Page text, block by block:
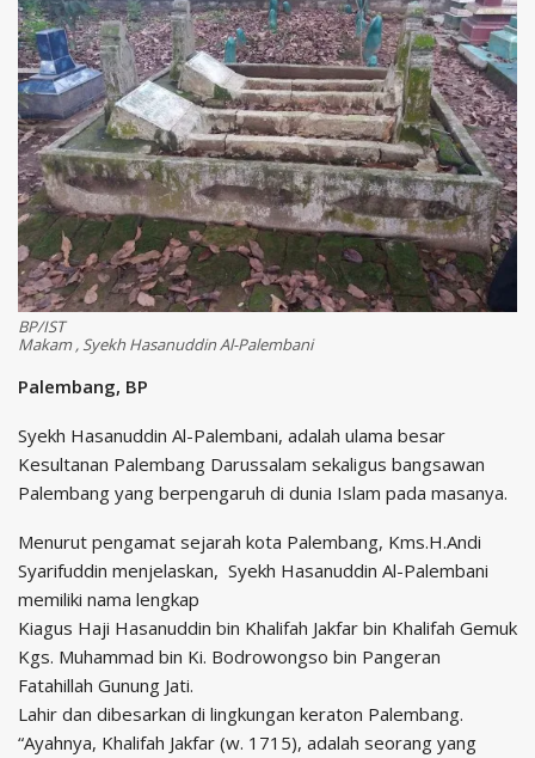
BP/IST
Makam , Syekh Hasanuddin Al-Palembani
Palembang, BP
Syekh Hasanuddin Al-Palembani, adalah ulama besar
Kesultanan Palembang Darussalam sekaligus bangsawan
Palembang yang berpengaruh di dunia Islam pada masanya.
Menurut pengamat sejarah kota Palembang, Kms.H.Andi
Syarifuddin menjelaskan, Syekh Hasanuddin Al-Palembani
memiliki nama lengkap
Kiagus Haji Hasanuddin bin Khalifah Jakfar bin Khalifah Gemuk
Kgs. Muhammad bin Ki. Bodrowongso bin Pangeran
Fatahillah Gunung Jati.
Lahir dan dibesarkan di lingkungan keraton Palembang.
“Ayahnya, Khalifah Jakfar (w. 1715), adalah seorang yang